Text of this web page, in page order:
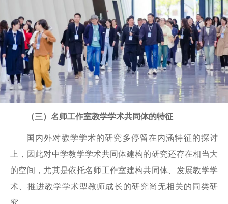
（三）名师工作室教学学术共同体的特征
国内外对教学学术的研究多停留在内涵特征的探讨
上，因此对中学教学学术共同体建构的研究还存在相当大
的空间，尤其是依托名师工作室建构共同体、发展教学学
术、推进教学学术型教师成长的研究尚无相关的同类研